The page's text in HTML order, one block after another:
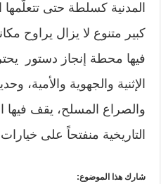
المدنية كسلطة حتى
كبير متنوع لا يزال يراوح
فيها محطة إنجاز دستور
الإثنية والجهوية والأمية،
والصراع المسلح، يقف فيها
التاريخية منفتحاً على
شارك هذا الموضوع: